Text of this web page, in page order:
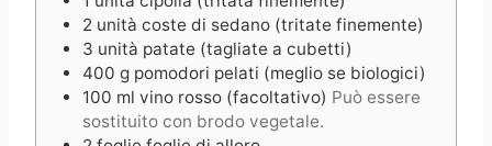
2 unità coste di sedano (tritate finemente)
3 unità patate (tagliate a cubetti)
400 g pomodori pelati (meglio se biologici)
100 ml vino rosso (facoltativo) Può essere
sostituito con brodo vegetale.